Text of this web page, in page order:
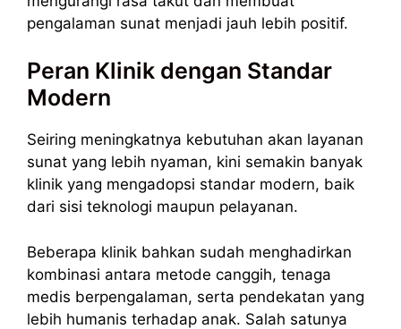
pengalaman sunat menjadi jauh lebih positif.
Peran Klinik dengan Standar
Modern
Seiring meningkatnya kebutuhan akan layanan
sunat yang lebih nyaman, kini semakin banyak
klinik yang mengadopsi standar modern, baik
dari sisi teknologi maupun pelayanan.
Beberapa klinik bahkan sudah menghadirkan
kombinasi antara metode canggih, tenaga
medis berpengalaman, serta pendekatan yang
lebih humanis terhadap anak. Salah satunya